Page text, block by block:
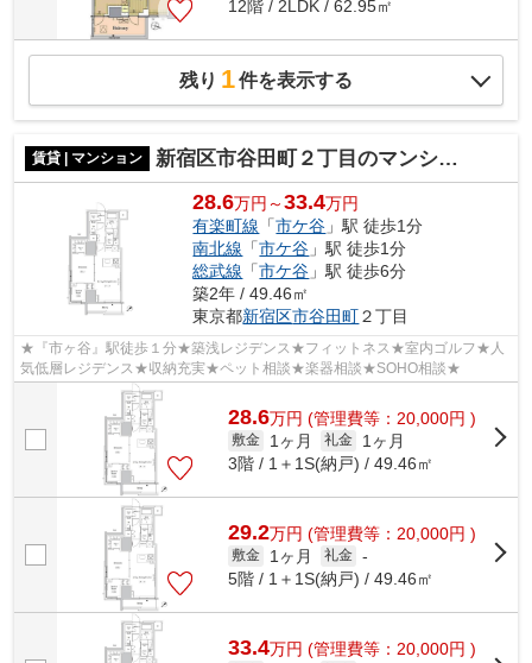
12階 / 2LDK / 62.95㎡
残り 1件を表示する
賃貸 | マンション 新宿区市谷田町２丁目のマンション
28.6万円～33.4万円
有楽町線 「市ケ谷 」駅 徒歩1分
南北線 「市ケ谷 」駅 徒歩1分
総武線 「市ケ谷 」駅 徒歩6分
築2年 / 49.46㎡
東京都新宿区市谷田町２丁目
★『市ヶ谷』駅徒歩１分★築浅レジデンス★フィットネス★室内ゴルフ★人
気低層レジデンス★収納充実★ペット相談★楽器相談★SOHO相談★
28.6万円 (管理費等：20,000円 )
敷金 1ヶ月 礼金
1ヶ月
3階 / 1＋1S(納戸) / 49.46㎡
29.2万円 (管理費等：20,000円 )
敷金 1ヶ月 礼金 -
5階 / 1＋1S(納戸) / 49.46㎡
33.4万円 (管理費等：20,000円 )